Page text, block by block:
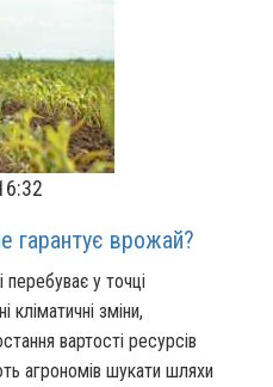
гарантує врожай?
у точці
кліматичні зміни,
вартості ресурсів
агрономів шукати шляхи